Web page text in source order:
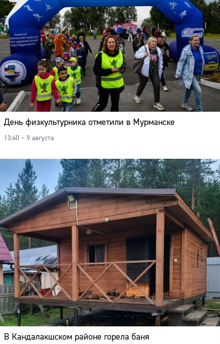
День физкультурника отметили в Мурманске
13:40 – 9 августа
В Кандалакшском районе горела баня